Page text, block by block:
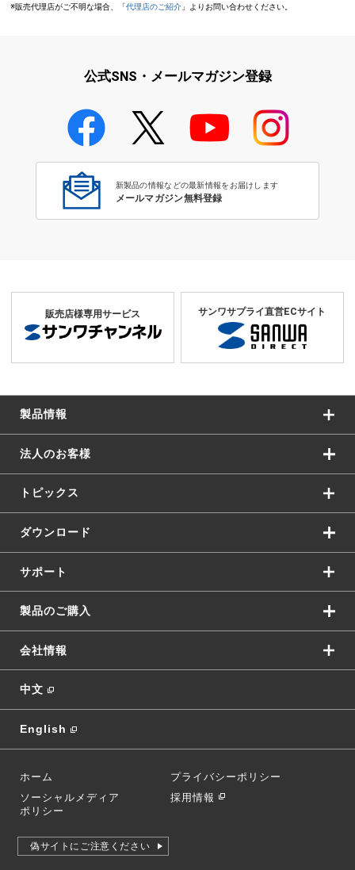
※販売代理店がご不明な場合、「代理店のご紹介 」よりお問い合わせください。
公式SNS・メールマガジン登録
新製品の情報などの最新情報をお届けします
メールマガジン無料登録
販売店様専用サービス サンワサプライ直営ECサイト
製品情報
法人のお客様
トピックス
ダウンロード
サポート
製品のご購入
会社情報
中文
English
ホーム
プライバシーポリシー
ソーシャルメディア
ポリシー
採用情報
偽サイトにご注意ください